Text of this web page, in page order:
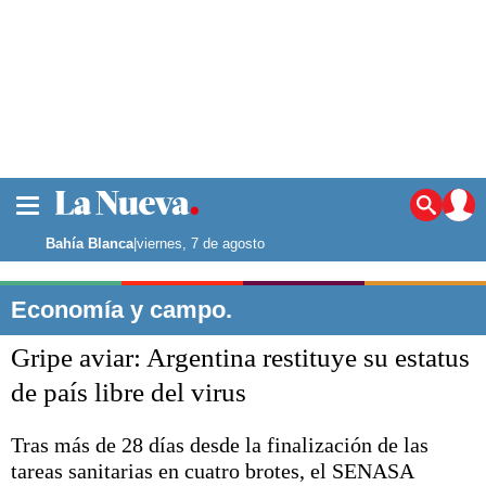
Noticias
La ciudad
Punta Alta
El país
El mundo
Deportes
Escenario Olímpico
Liga del Sur
Bahía Blanca|viernes, 7 de agosto
Economía y campo.
Gripe aviar: Argentina restituye su estatus
de país libre del virus
Tras más de 28 días desde la finalización de las
tareas sanitarias en cuatro brotes, el SENASA